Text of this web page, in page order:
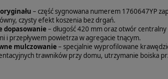
– część sygnowana numerem 1760647YP
czysty efekt koszenia bez drgań.
dopasowanie– długość 420 mm oraz otwór
i przepływem powietrza w agregacie tnącym.
mulczowanie– specjalnie wyprofilowane
trawników przy domu, utrzymanie boiska